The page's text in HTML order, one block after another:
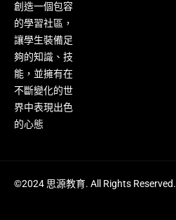
創造一個包容
的學習社區，
讓學生裝備足
夠的知識、技
能，並擁有在
不斷變化的世
界中表現出色
的心態
©2024 思源教育. All Rights Reserved.